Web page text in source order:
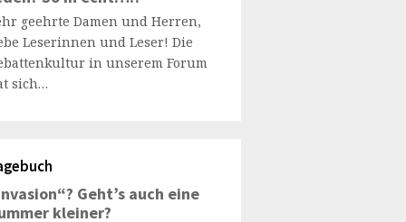
geehrte Damen und Herren,
Leserinnen und Leser! Die
in unserem Forum
sich…
Geht’s auch eine
kleiner?